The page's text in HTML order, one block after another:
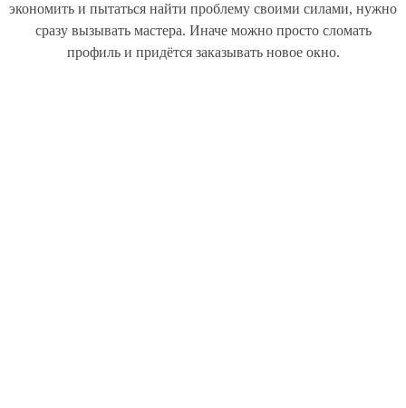
экономить и пытаться найти проблему своими силами, нужно
сразу вызывать мастера. Иначе можно просто сломать
профиль и придётся заказывать новое окно.